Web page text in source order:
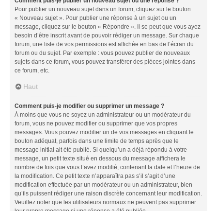
Pour publier un nouveau sujet dans un forum, cliquez sur le bouton
« Nouveau sujet ». Pour publier une réponse à un sujet ou un
message, cliquez sur le bouton « Répondre ». Il se peut que vous ayez
besoin d’être inscrit avant de pouvoir rédiger un message. Sur chaque
forum, une liste de vos permissions est affichée en bas de l’écran du
forum ou du sujet. Par exemple : vous pouvez publier de nouveaux
sujets dans ce forum, vous pouvez transférer des pièces jointes dans
ce forum, etc.
Haut
Comment puis-je modifier ou supprimer un message ?
À moins que vous ne soyez un administrateur ou un modérateur du
forum, vous ne pouvez modifier ou supprimer que vos propres
messages. Vous pouvez modifier un de vos messages en cliquant le
bouton adéquat, parfois dans une limite de temps après que le
message initial ait été publié. Si quelqu’un a déjà répondu à votre
message, un petit texte situé en dessous du message affichera le
nombre de fois que vous l’avez modifié, contenant la date et l’heure de
la modification. Ce petit texte n’apparaîtra pas s’il s’agit d’une
modification effectuée par un modérateur ou un administrateur, bien
qu’ils puissent rédiger une raison discrète concernant leur modification.
Veuillez noter que les utilisateurs normaux ne peuvent pas supprimer